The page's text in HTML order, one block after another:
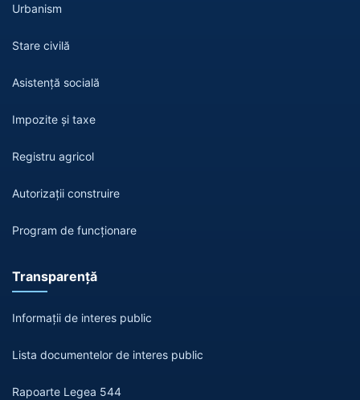
Urbanism
Stare civilă
Asistență socială
Impozite și taxe
Registru agricol
Autorizații construire
Program de funcționare
Transparență
Informații de interes public
Lista documentelor de interes public
Rapoarte Legea 544